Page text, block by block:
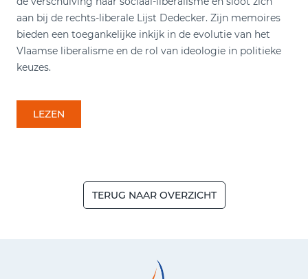
aan bij de rechts-liberale Lijst Dedecker. Zijn memoires
bieden een toegankelijke inkijk in de evolutie van het
Vlaamse liberalisme en de rol van ideologie in politieke
keuzes.
LEZEN
TERUG NAAR OVERZICHT